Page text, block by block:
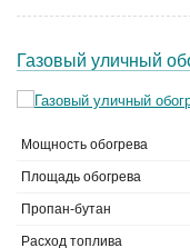
Газовый уличный
Мощность обогрева
Площадь обогрева
Пропан-бутан
Расход топлива